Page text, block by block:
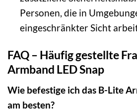
Personen, die in
eingeschränkter Sicht
FAQ – Häufig gestellte
Armband LED Snap
Wie befestige ich das B-Lite
am besten?